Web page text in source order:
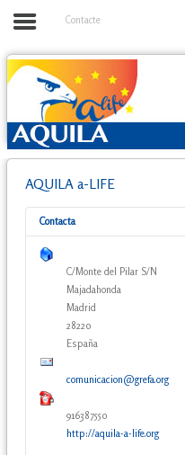
Contacte
AQUILA a-LIFE
Contacta
C/Monte del Pilar S/N
Majadahonda
Madrid
28220
España
comunicacion@grefa.org
916387550
http://aquila-a-life.org